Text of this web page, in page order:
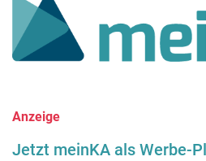
Anzeige
Jetzt meinKA als Werbe-